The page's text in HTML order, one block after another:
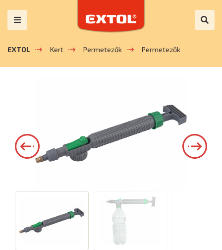
EXTOL Kert Permetezők Permetezők